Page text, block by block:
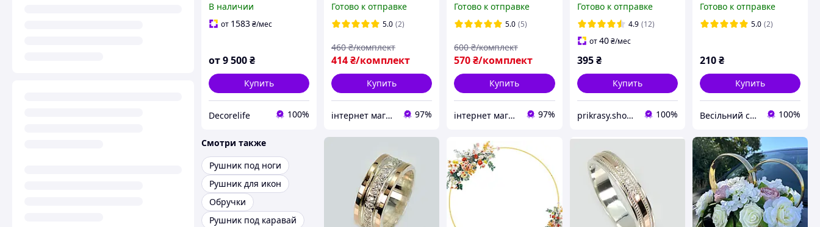
В наличии
от 1583₴/мес
от9 500₴
Купить
Decorelife 100%
Готово к отправке
5.0 (2)
414₴/комплект
460 ₴/комплект
Купить
інтернет магазин -весільний декор 97%
Готово к отправке
5.0 (5)
570₴/комплект
600 ₴/комплект
Купить
інтернет магазин -весільний декор 97%
6мм, Обручалка.
Позолота
Готово к отправке
4.9 (12)
от40 ₴/мес
395 ₴
Купить
prikrasy.shop - интернет магазин украшений 100%
Готово к отправке
5.0 (2)
210₴
Купить
Весільний салон «Ніколь» 100%
Смотри также
Рушник под ноги
Рушник для икон
Обручки
Рушник под каравай